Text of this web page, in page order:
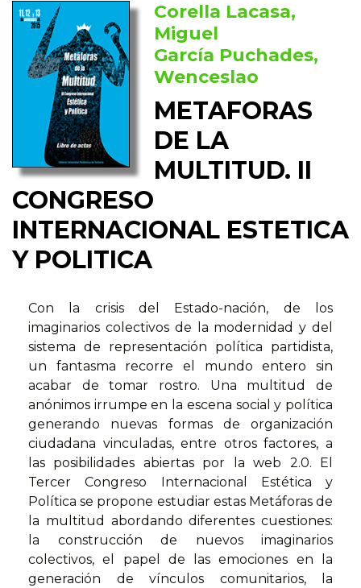
Corella Lacasa,
Miguel
García Puchades,
Wenceslao
METAFORAS
DE LA
MULTITUD. II
CONGRESO
INTERNACIONAL ESTETICA
Y POLITICA
Con la crisis del Estado-nación, de los
imaginarios colectivos de la modernidad y del
sistema de representación política partidista,
un fantasma recorre el mundo entero sin
acabar de tomar rostro. Una multitud de
anónimos irrumpe en la escena social y política
generando nuevas formas de organización
ciudadana vinculadas, entre otros factores, a
las posibilidades abiertas por la web 2.0. El
Tercer Congreso Internacional Estética y
Política se propone estudiar estas Metáforas de
la multitud abordando diferentes cuestiones:
la construcción de nuevos imaginarios
colectivos, el papel de las emociones en la
generación de vínculos comunitarios, la